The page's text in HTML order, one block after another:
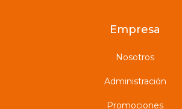
Empresa
Nosotros
Administración
Promociones